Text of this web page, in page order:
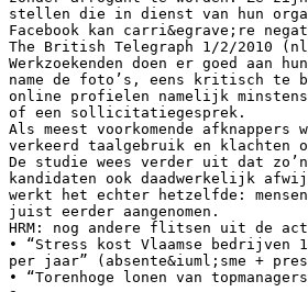
stellen die in dienst van hun
Facebook kan carri&egrave;re
The British Telegraph 1/2/2010
Werkzoekenden doen er goed aan
name de foto’s, eens kritisch te
online profielen namelijk
of een sollicitatiegesprek.
Als meest voorkomende afknappers
verkeerd taalgebruik en klachten
De studie wees verder uit dat
kandidaten ook daadwerkelijk
werkt het echter hetzelfde:
juist eerder aangenomen.
HRM: nog andere flitsen uit de
• “Stress kost Vlaamse bedrijven
per jaar” (absente&iuml;sme +
• “Torenhoge lonen van